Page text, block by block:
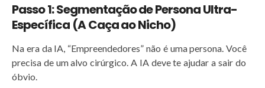
Passo 1: Segmentação de Persona Ultra-
Específica (A Caça ao Nicho)
Na era da IA, “Empreendedores” não é uma persona. Você
precisa de um alvo cirúrgico. A IA deve te ajudar a sair do
óbvio.